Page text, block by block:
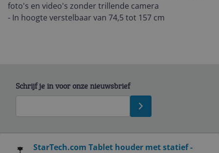
foto's en video's zonder trillende camera
- In hoogte verstelbaar van 74,5 tot 157 cm
StarTech.com Tablet houder met statief -
Schrijf je in voor onze nieuwsbrief